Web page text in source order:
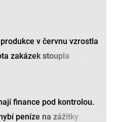
v červnu vzrostla
zakázek stoupla
finance pod kontrolou.
peníze na zážitky